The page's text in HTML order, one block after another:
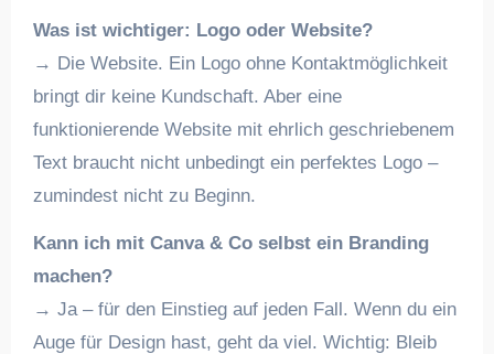
Was ist wichtiger: Logo oder Website?
→ Die Website. Ein Logo ohne Kontaktmöglichkeit
bringt dir keine Kundschaft. Aber eine
funktionierende Website mit ehrlich geschriebenem
Text braucht nicht unbedingt ein perfektes Logo –
zumindest nicht zu Beginn.
Kann ich mit Canva & Co selbst ein Branding
machen?
→ Ja – für den Einstieg auf jeden Fall. Wenn du ein
Auge für Design hast, geht da viel. Wichtig: Bleib